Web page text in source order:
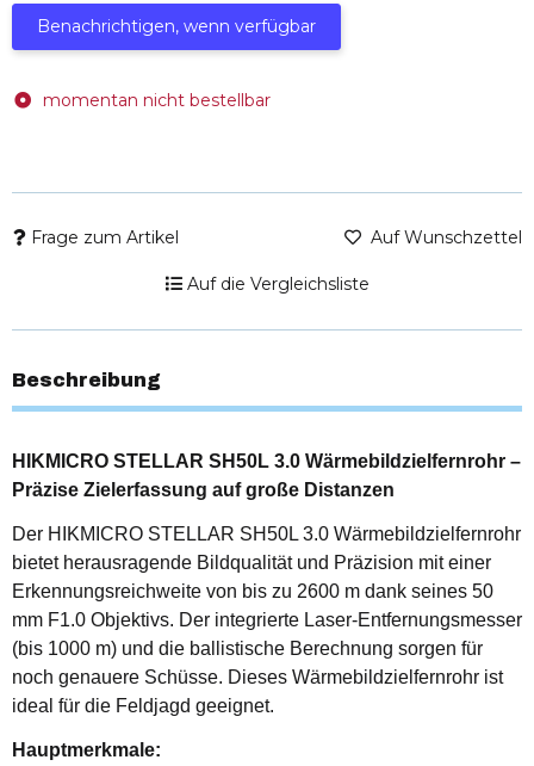
Benachrichtigen, wenn verfügbar
momentan nicht bestellbar
Frage zum Artikel Auf Wunschzettel
Auf die Vergleichsliste
Beschreibung
HIKMICRO STELLAR SH50L 3.0 Wärmebildzielfernrohr –
Präzise Zielerfassung auf große Distanzen
Der HIKMICRO STELLAR SH50L 3.0 Wärmebildzielfernrohr
bietet herausragende Bildqualität und Präzision mit einer
Erkennungsreichweite von bis zu 2600 m dank seines 50
mm F1.0 Objektivs. Der integrierte Laser-Entfernungsmesser
(bis 1000 m) und die ballistische Berechnung sorgen für
noch genauere Schüsse. Dieses Wärmebildzielfernrohr ist
ideal für die Feldjagd geeignet.
Hauptmerkmale: